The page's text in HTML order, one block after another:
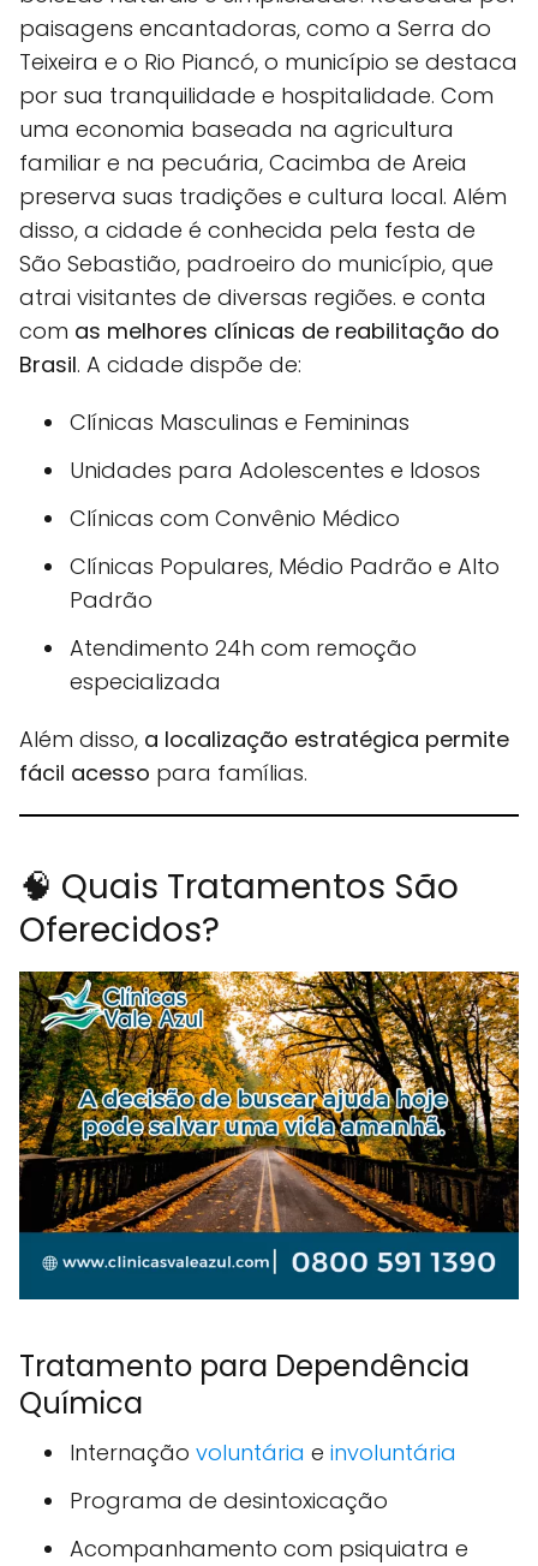
paisagens encantadoras, como a Serra do
Teixeira e o Rio Piancó, o município se destaca
por sua tranquilidade e hospitalidade. Com
uma economia baseada na agricultura
familiar e na pecuária, Cacimba de Areia
preserva suas tradições e cultura local. Além
disso, a cidade é conhecida pela festa de
São Sebastião, padroeiro do município, que
atrai visitantes de diversas regiões. e conta
com as melhores clínicas de reabilitação do
Brasil. A cidade dispõe de:
Clínicas Masculinas e Femininas
Unidades para Adolescentes e Idosos
Clínicas com Convênio Médico
Clínicas Populares, Médio Padrão e Alto
Padrão
Atendimento 24h com remoção
especializada
Além disso, a localização estratégica permite
fácil acesso para famílias.
🧠 Quais Tratamentos São
Oferecidos?
Tratamento para Dependência
Química
Internação voluntária e involuntária
Programa de desintoxicação
Acompanhamento com psiquiatra e